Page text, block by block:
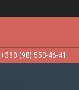
+380 (98) 553-46-41